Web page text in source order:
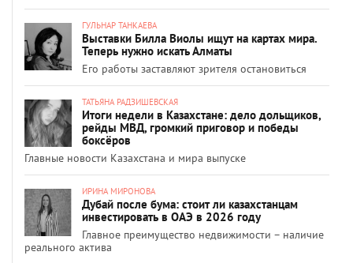
ГУЛЬНАР ТАНКАЕВА
Выставки Билла Виолы ищут на картах мира.
Теперь нужно искать Алматы
Его работы заставляют зрителя остановиться
ТАТЬЯНА РАДЗИШЕВСКАЯ
Итоги недели в Казахстане: дело дольщиков,
рейды МВД, громкий приговор и победы
боксёров
Главные новости Казахстана и мира выпуске
ИРИНА МИРОНОВА
Дубай после бума: стоит ли казахстанцам
инвестировать в ОАЭ в 2026 году
Главное преимущество недвижимости – наличие
реального актива